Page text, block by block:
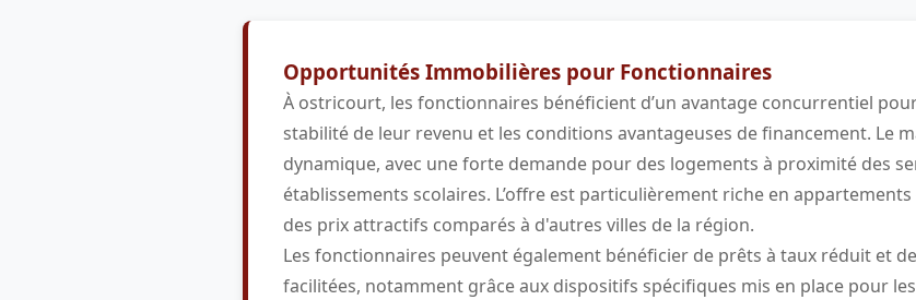
Opportunités Immobilières pour Fonctionnaires
À ostricourt, les fonctionnaires bénéficient d’un avantage concurrentiel
stabilité de leur revenu et les conditions avantageuses de financement. Le
dynamique, avec une forte demande pour des logements à proximité des
établissements scolaires. L’offre est particulièrement riche en
des prix attractifs comparés à d'autres villes de la région.
Les fonctionnaires peuvent également bénéficier de prêts à taux réduit et
facilitées, notamment grâce aux dispositifs spécifiques mis en place pour